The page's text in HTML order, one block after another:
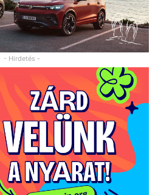
- Hirdetés -